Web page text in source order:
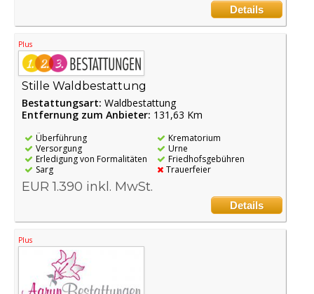
Details
Plus
Stille Waldbestattung
Bestattungsart: Waldbestattung
Entfernung zum Anbieter: 131,63 Km
Überführung
Versorgung
Erledigung von Formalitäten
Sarg
Krematorium
Urne
Friedhofsgebühren
Trauerfeier
EUR 1.390 inkl. MwSt.
Details
Plus